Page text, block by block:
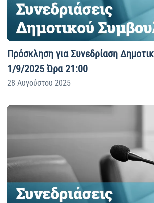
Πρόσκληση για Συνεδρίαση
1/9/2025 Ώρα 21:00
28 Αυγούστου 2025